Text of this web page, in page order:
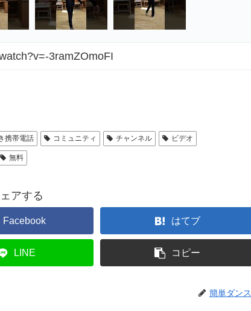
3ramZOmoFI
携帯電話 コミュニティ チャンネル ビデオ
無料
アする
Facebook はてブ
LINE コピー
簡単ダンス